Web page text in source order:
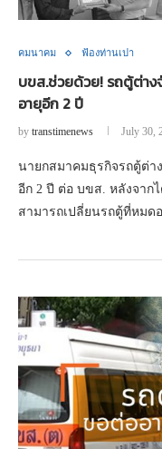
คมนาคม ฟ้องท่านเปา
บขส.ช่วยด้วย! รถตู้ต่าง
อายุอีก 2 ปี
by transtimenews July 30,
นายกสมาคมธุรกิจรถตู้ต่า
อีก 2 ปี ต่อ บขส. หลังจาก
สามารถเปลี่ยนรถตู้ที่หมด